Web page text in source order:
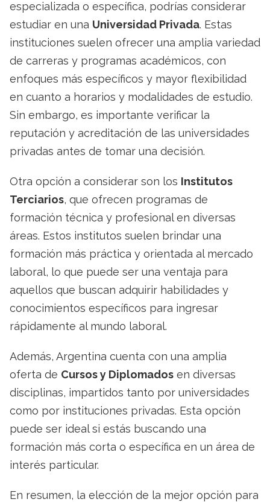
especializada o específica, podrías considerar
estudiar en una Universidad Privada. Estas
instituciones suelen ofrecer una amplia variedad
de carreras y programas académicos, con
enfoques más específicos y mayor flexibilidad
en cuanto a horarios y modalidades de estudio.
Sin embargo, es importante verificar la
reputación y acreditación de las universidades
privadas antes de tomar una decisión.
Otra opción a considerar son los Institutos
Terciarios, que ofrecen programas de
formación técnica y profesional en diversas
áreas. Estos institutos suelen brindar una
formación más práctica y orientada al mercado
laboral, lo que puede ser una ventaja para
aquellos que buscan adquirir habilidades y
conocimientos específicos para ingresar
rápidamente al mundo laboral.
Además, Argentina cuenta con una amplia
oferta de Cursos y Diplomados en diversas
disciplinas, impartidos tanto por universidades
como por instituciones privadas. Esta opción
puede ser ideal si estás buscando una
formación más corta o específica en un área de
interés particular.
En resumen, la elección de la mejor opción para